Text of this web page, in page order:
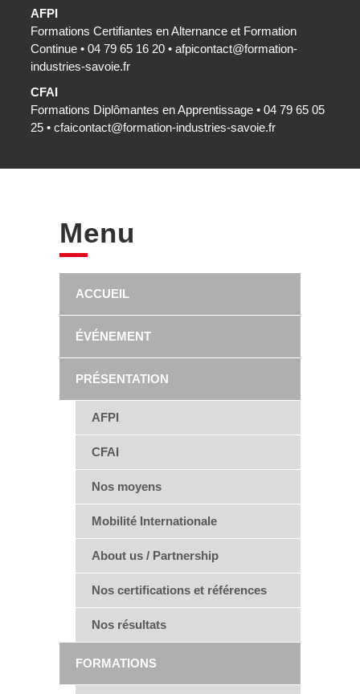
AFPI
Formations Certifiantes en Alternance et Formation
Continue • 04 79 65 16 20 • afpicontact@formation-
industries-savoie.fr
CFAI
Formations Diplômantes en Apprentissage • 04 79 65 05
25 • cfaicontact@formation-industries-savoie.fr
Menu
ACCUEIL
ÉVÉNEMENT
PRÉSENTATION
AFPI
CFAI
Nos moyens
Mobilité Internationale
About us / Partnership
Nos certifications et références
Nos résultats
FORMATIONS